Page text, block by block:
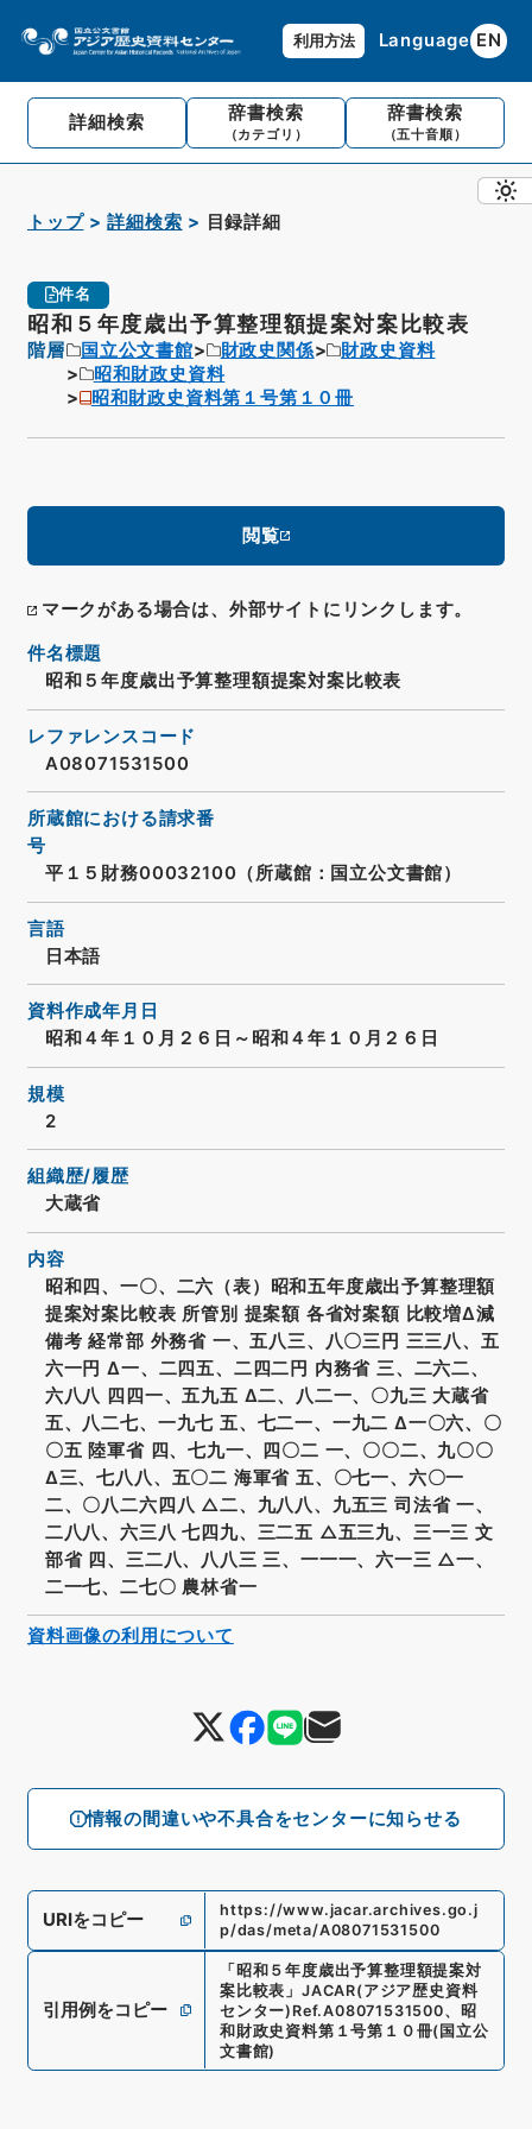
利用方法 Language EN
詳細検索 辞書検索
（カテゴリ）
辞書検索
（五十音順）
トップ 詳細検索 目録詳細
件名
昭和５年度歳出予算整理額提案対案比較表
階層 国立公文書館 財政史関係
財政史資料
昭和財政史資料
昭和財政史資料第１号第１０冊
閲覧
マークがある場合は、外部サイトにリンクします。
情報の間違いや不具合をセンターに知らせる
件名標題
昭和５年度歳出予算整理額提案対案比較表
レファレンスコード
A08071531500
所蔵館における請求番
号
平１５財務00032100（所蔵館：国立公文書館）
言語
日本語
資料作成年月日
昭和４年１０月２６日～昭和４年１０月２６日
規模
2
組織歴/履歴
大蔵省
内容
昭和四、一〇、二六（表）昭和五年度歳出予算整理額
提案対案比較表 所管別 提案額 各省対案額 比較増Δ減
備考 経常部 外務省 一、五八三、八〇三円 三三八、五
六一円 Δ一、二四五、二四二円 内務省 三、二六二、
六八八 四四一、五九五 Δ二、八二一、〇九三 大蔵省
五、八二七、一九七 五、七二一、一九二 Δ一〇六、〇
〇五 陸軍省 四、七九一、四〇二 一、〇〇二、九〇〇
Δ三、七八八、五〇二 海軍省 五、〇七一、六〇一
二、〇八二六四八 △二、九八八、九五三 司法省 一、
二八八、六三八 七四九、三二五 △五三九、三一三 文
部省 四、三二八、八八三 三、一一一、六一三 △一、
二一七、二七〇 農林省一
URIをコピー
https://www.jacar.archives.go.j
p/das/meta/A08071531500
引用例をコピー
「昭和５年度歳出予算整理額提案対
案比較表 」 JACAR(アジア歴史資料
センター) Ref.A08071531500、 昭
和財政史資料第１号第１０冊(国立公
文書館)
資料画像の利用について